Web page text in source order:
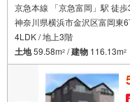
京急本線 「京急富岡」駅 徒
神奈川県横浜市金沢区富岡東6
4LDK / 地上3階
土地59.58m2 /建物 116.13m2